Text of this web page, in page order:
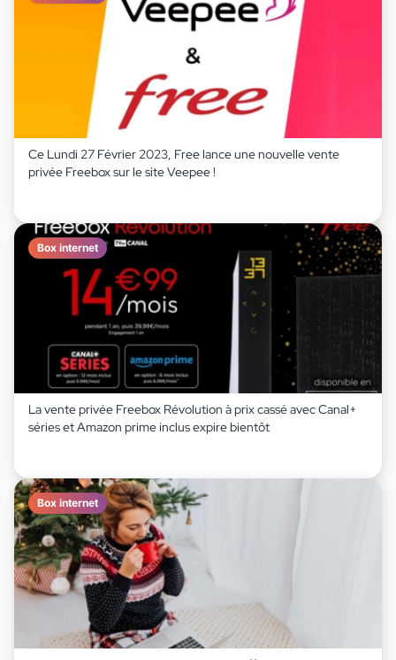
Ce Lundi 27 Février 2023, Free lance une nouvelle vente
privée Freebox sur le site Veepee !
Box internet
La vente privée Freebox Révolution à prix cassé avec Canal+
séries et Amazon prime inclus expire bientôt
Box internet